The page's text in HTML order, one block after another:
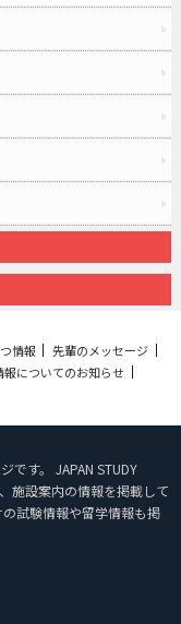
情報
先輩のメッセージ
報についてのお知らせ
です。 JAPAN STUDY
施設案内の情報を掲載して
試験情報や留学情報も掲